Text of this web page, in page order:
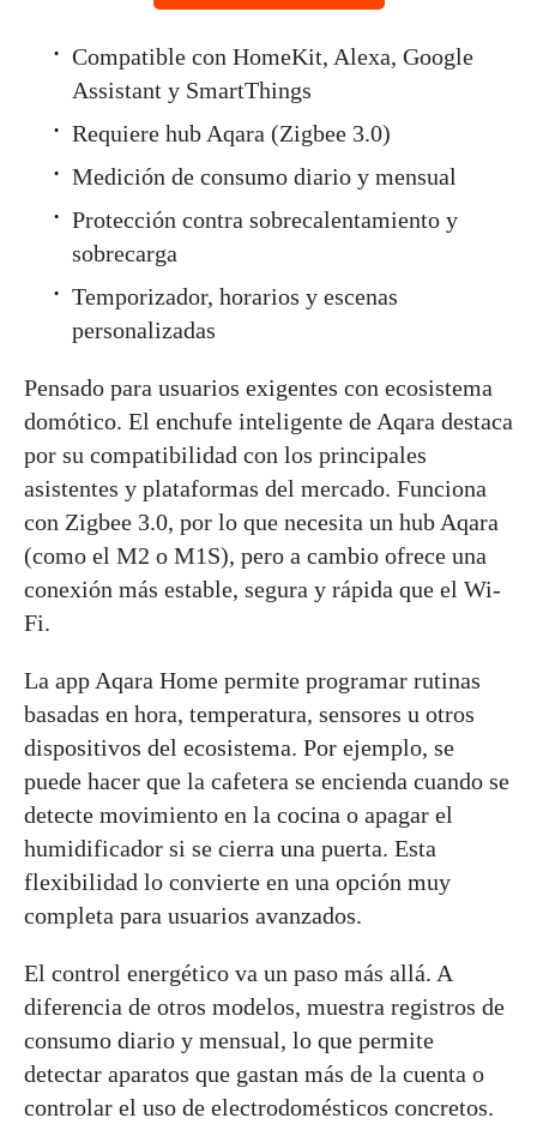
Compatible con HomeKit, Alexa, Google
Assistant y SmartThings
Requiere hub Aqara (Zigbee 3.0)
Medición de consumo diario y mensual
Protección contra sobrecalentamiento y
sobrecarga
Temporizador, horarios y escenas
personalizadas
Pensado para usuarios exigentes con ecosistema
domótico. El enchufe inteligente de Aqara destaca
por su compatibilidad con los principales
asistentes y plataformas del mercado. Funciona
con Zigbee 3.0, por lo que necesita un hub Aqara
(como el M2 o M1S), pero a cambio ofrece una
conexión más estable, segura y rápida que el Wi-
Fi.
La app Aqara Home permite programar rutinas
basadas en hora, temperatura, sensores u otros
dispositivos del ecosistema. Por ejemplo, se
puede hacer que la cafetera se encienda cuando se
detecte movimiento en la cocina o apagar el
humidificador si se cierra una puerta. Esta
flexibilidad lo convierte en una opción muy
completa para usuarios avanzados.
El control energético va un paso más allá. A
diferencia de otros modelos, muestra registros de
consumo diario y mensual, lo que permite
detectar aparatos que gastan más de la cuenta o
controlar el uso de electrodomésticos concretos.